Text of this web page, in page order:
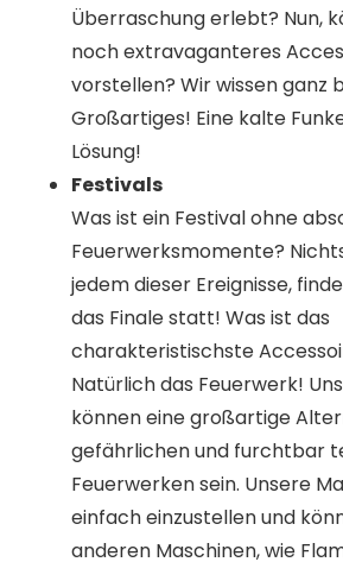
Überraschung erlebt? Nun,
noch extravaganteres
vorstellen? Wir wissen ganz
Großartiges! Eine kalte
Lösung!
Festivals
Was ist ein Festival ohne
Feuerwerksmomente?
jedem dieser Ereignisse,
das Finale statt! Was ist das
charakteristischste
Natürlich das Feuerwerk!
können eine großartige
gefährlichen und furchtbar
Feuerwerken sein. Unsere
einfach einzustellen und
anderen Maschinen, wie